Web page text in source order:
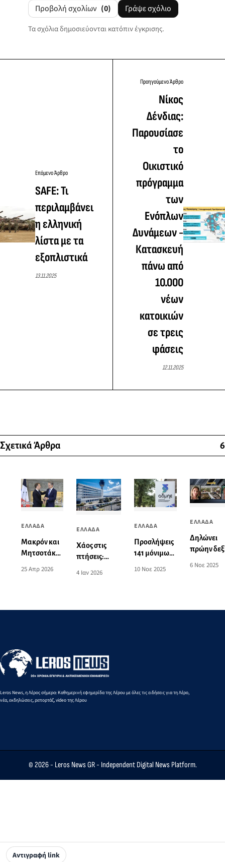
Προβολή σχολίων (0) Γράψε σχόλιο
Τα σχόλια δημοσιεύονται κατόπιν έγκρισης.
Επόμενο Άρθρο
SAFE: Τι
περιλαμβάνει
η ελληνική
λίστα με τα
εξοπλιστικά
13.11.2025
Προηγούμενο Άρθρο
Νίκος
Δένδιας:
Παρουσίασε
το
Οικιστικό
πρόγραμμα
των
Ενόπλων
Δυνάμεων -
Κατασκευή
πάνω από
10.000
νέων
κατοικιών
σε τρεις
φάσεις
12.11.2025
Σχετικά Άρθρα 6
ΕΛΛΑΔΑ
Μακρόν και
Μητσοτάκης
μηνύματα σε
και εχθρούς:
και η
στρατηγική
συμμαχία
25 Απρ 2026
ΕΛΛΑΔΑ
Χάος στις
πτήσεις:
προβλήματος
4 Ιαν 2026
ΕΛΛΑΔΑ
Προσλήψεις
141 μόνιμων
10 Νοε 2025
ΕΛΛΑΔΑ
Δηλώνει
πρώην
6 Νοε 2025
Αντιγραφή link
Leros News, η Λέρος σήμερα: Καθημερινή εφημερίδα της Λέρου με όλες τις ειδήσεις για τη Λέρο,
νέα, εκδηλώσεις, ρεπορτάζ, video της Λέρου
© 2026 - Leros News GR- Independent Digital News Platform.